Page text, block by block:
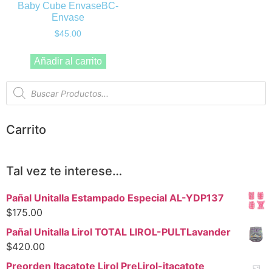
Baby Cube EnvaseBC-
Envase
$45.00
Añadir al carrito
Carrito
Tal vez te interese…
Pañal Unitalla Estampado Especial AL-YDP137
$175.00
Pañal Unitalla Lirol TOTAL LIROL-PULTLavander
$420.00
Preorden Itacatote Lirol PreLirol-itacatote